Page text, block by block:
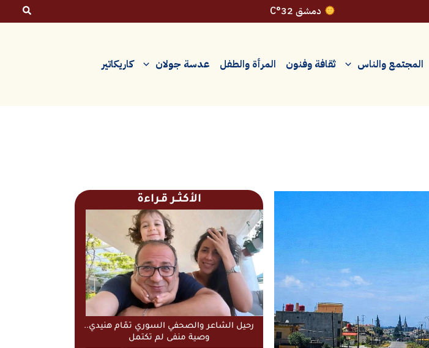
دمشق 32°C
المجتمع والناس ثقافة وفنون المرأة والطفل عدسة جولان كاريكاتير
الأكثــر قـراءة
رحيل الشاعر والصحفي السوري تمّام هنيدي..
وصية منفى لم تكتمل